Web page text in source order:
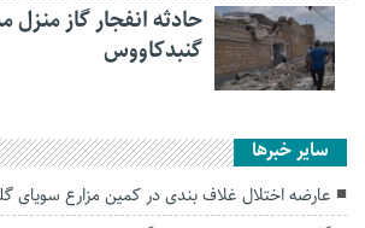
حادثه انفجار گاز
گنبدکاووس
سایر خبرها
عارضه اختلال غلاف بندی در کمین مزارع سویای